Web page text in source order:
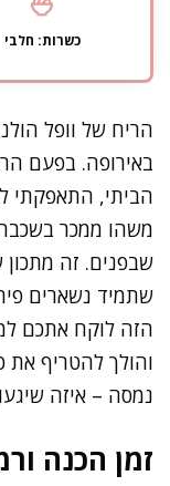
כשרות: חלבי
הריח של וופל
באירופה. בפעם
הביתי, התאפקתי
משהו ממכר
שבפנים. זה
שתמיד נשארים
הזה לוקח אתכם
והולך להטריף
נמסה – איזה
זמן הכנה